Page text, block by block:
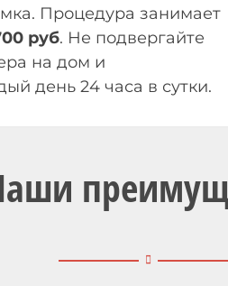
Процедура занимает
руб. Не подвергайте
на дом и
день 24 часа в сутки.